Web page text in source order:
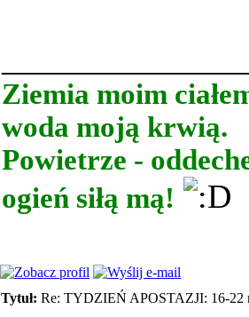
Ziemia moim
woda moją krwią.
Powietrze -
ogień siłą mą!
Tytuł: Re: TYDZIEŃ APOSTAZJI: 16-22